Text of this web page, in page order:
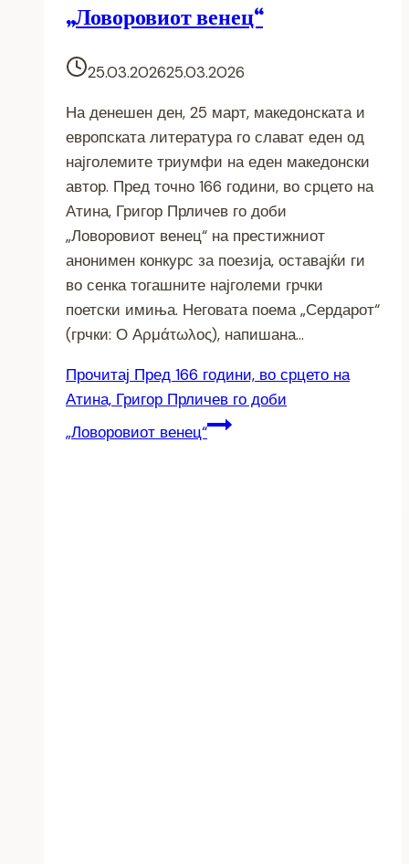
„Ловоровиот венец“
25.03.202625.03.2026
На денешен ден, 25 март, македонската и
европската литература го слават еден од
најголемите триумфи на еден македонски
автор. Пред точно 166 години, во срцето на
Атина, Григор Прличев го доби
„Ловоровиот венец“ на престижниот
анонимен конкурс за поезија, оставајќи ги
во сенка тогашните најголеми грчки
поетски имиња. Неговата поема „Сердарот“
(грчки: Ο Αρμάτωλος), напишана…
Прочитај Пред 166 години, во срцето на
Атина, Григор Прличев го доби
„Ловоровиот венец“